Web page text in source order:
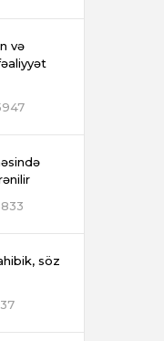
və
söz